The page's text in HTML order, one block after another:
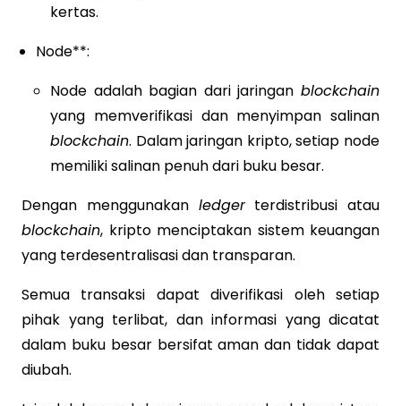
kertas.
Node**:
Node adalah bagian dari jaringan blockchain
yang memverifikasi dan menyimpan salinan
blockchain. Dalam jaringan kripto, setiap node
memiliki salinan penuh dari buku besar.
Dengan menggunakan ledgerterdistribusi atau
blockchain, kripto menciptakan sistem keuangan
yang terdesentralisasi dan transparan.
Semua transaksi dapat diverifikasi oleh setiap
pihak yang terlibat, dan informasi yang dicatat
dalam buku besar bersifat aman dan tidak dapat
diubah.